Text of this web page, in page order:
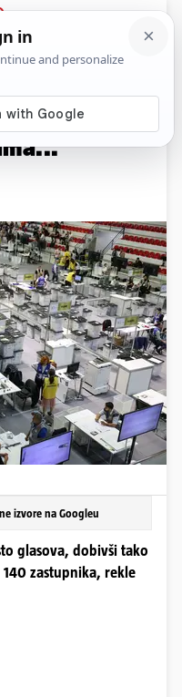
Komentari
put
izvore na Googleu
glasova, dobivši tako
zastupnika, rekle